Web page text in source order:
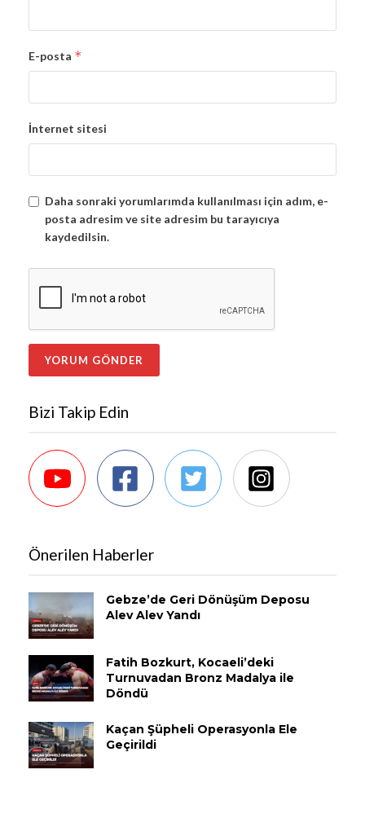
E-posta *
İnternet sitesi
Daha sonraki yorumlarımda kullanılması için adım, e-
posta adresim ve site adresim bu tarayıcıya
kaydedilsin.
Bizi Takip Edin
Önerilen Haberler
Gebze’de Geri Dönüşüm Deposu
Alev Alev Yandı
Fatih Bozkurt, Kocaeli’deki
Turnuvadan Bronz Madalya ile
Döndü
Kaçan Şüpheli Operasyonla Ele
Geçirildi